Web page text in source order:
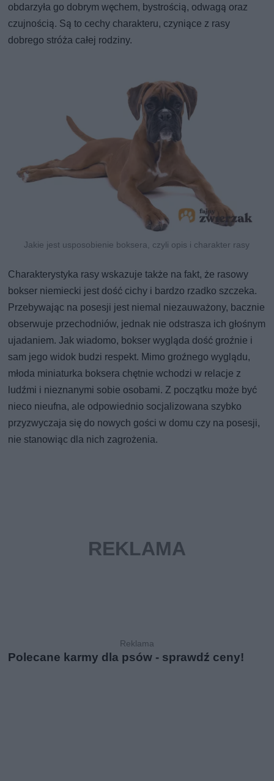
obdarzyła go dobrym węchem, bystrością, odwagą oraz
czujnością. Są to cechy charakteru, czyniące z rasy
dobrego stróża całej rodziny.
Jakie jest usposobienie boksera, czyli opis i charakter rasy
Charakterystyka rasy wskazuje także na fakt, że rasowy
bokser niemiecki jest dość cichy i bardzo rzadko szczeka.
Przebywając na posesji jest niemal niezauważony, bacznie
obserwuje przechodniów, jednak nie odstrasza ich głośnym
ujadaniem. Jak wiadomo, bokser wygląda dość groźnie i
sam jego widok budzi respekt. Mimo groźnego wyglądu,
młoda miniaturka boksera chętnie wchodzi w relacje z
ludźmi i nieznanymi sobie osobami. Z początku może być
nieco nieufna, ale odpowiednio socjalizowana szybko
przyzwyczaja się do nowych gości w domu czy na posesji,
nie stanowiąc dla nich zagrożenia.
Polecane karmy dla psów - sprawdź ceny!